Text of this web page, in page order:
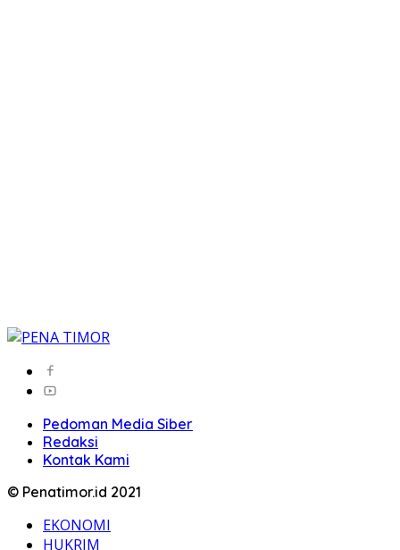
Pedoman Media Siber
Redaksi
Kontak Kami
© Penatimor.id 2021
EKONOMI
HUKRIM